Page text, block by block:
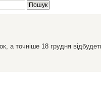
а точніше 18 грудня